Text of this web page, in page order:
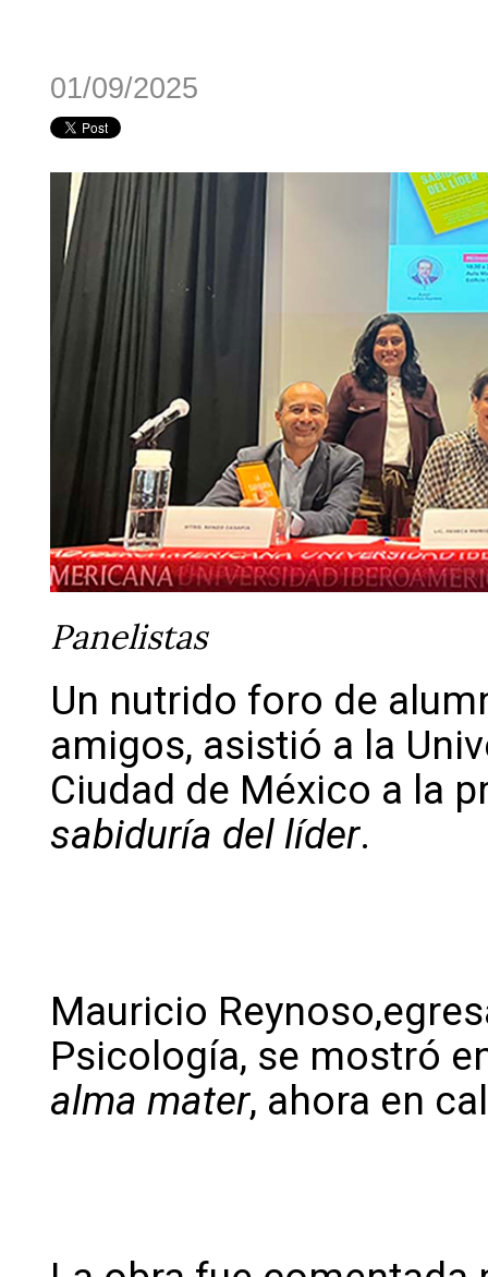
01/09/2025
Panelistas
Un nutrido foro de
amigos, asistió a la
Ciudad de México a la
sabiduría del líder.
Mauricio
Psicología, se mostró
alma mater, ahora en